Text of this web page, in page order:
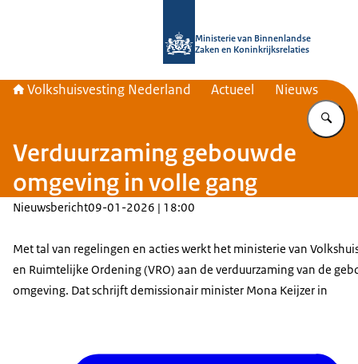
Ministerie van Binnenlandse
Zaken en Koninkrijksrelaties
Volkshuisvesting Nederland Actueel Nieuws
Verduurzaming gebouwde
omgeving in volle gang
Nieuwsbericht09-01-2026 | 18:00
Met tal van regelingen en acties werkt het ministerie van
en Ruimtelijke Ordening (VRO) aan de verduurzaming van de
omgeving. Dat schrijft demissionair minister Mona Keijzer in